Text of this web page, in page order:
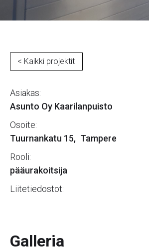
< Kaikki projektit
Asiakas:
Asunto Oy Kaarilanpuisto
Osoite:
Tuurnankatu 15, Tampere
Rooli:
pääurakoitsija
Liitetiedostot:
Galleria